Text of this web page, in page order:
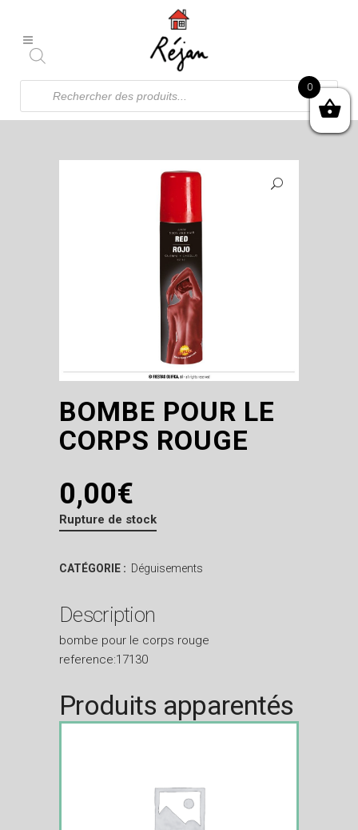
Recherche
produits
BOMBE POUR LE
CORPS ROUGE
0,00€
Rupture de stock
CATÉGORIE : Déguisements
Description
bombe pour le corps rouge
reference:17130
Produits apparentés
0